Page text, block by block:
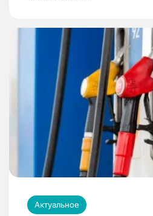
Актуальное